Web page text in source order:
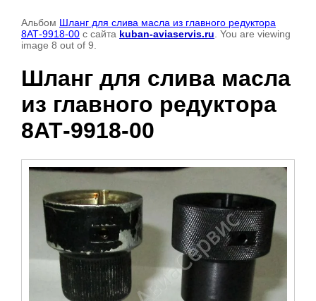
Альбом Шланг для слива масла из главного редуктора
8АТ-9918-00 с сайта kuban-aviaservis.ru . You are viewing
image 8 out of 9.
Шланг для слива масла
из главного редуктора
8АТ-9918-00